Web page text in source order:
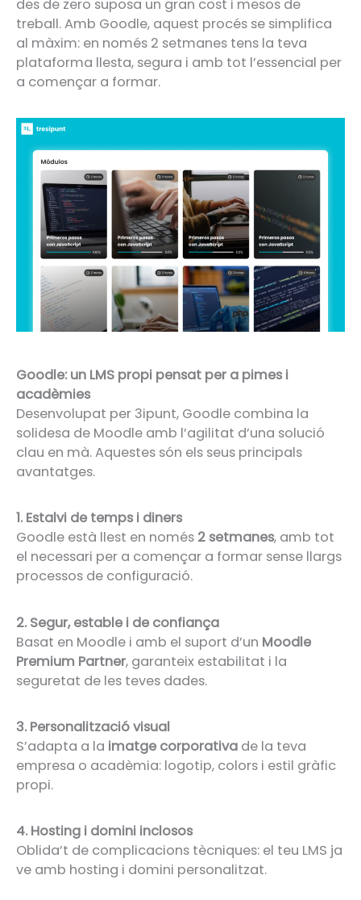
des de zero suposa un gran cost i mesos de
treball. Amb Goodle, aquest procés se simplifica
al màxim: en només 2 setmanes tens la teva
plataforma llesta, segura i amb tot l’essencial per
a començar a formar.
Goodle: un LMS propi pensat per a pimes i
acadèmies
Desenvolupat per 3ipunt, Goodle combina la
solidesa de Moodle amb l’agilitat d’una solució
clau en mà. Aquestes són els seus principals
avantatges.
1. Estalvi de temps i diners
Goodle està llest en només 2 setmanes, amb tot
el necessari per a començar a formar sense llargs
processos de configuració.
2. Segur, estable i de confiança
Basat en Moodle i amb el suport d’un Moodle
Premium Partner, garanteix estabilitat i la
seguretat de les teves dades.
3. Personalització visual
S’adapta a la imatge corporativa de la teva
empresa o acadèmia: logotip, colors i estil gràfic
propi.
4. Hosting i domini inclosos
Oblida’t de complicacions tècniques: el teu LMS ja
ve amb hosting i domini personalitzat.